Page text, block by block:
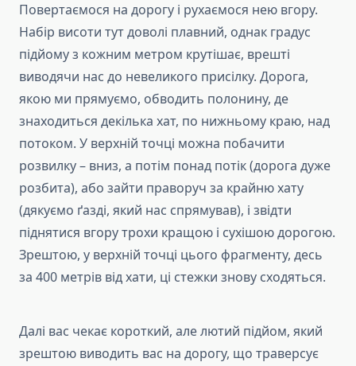
Повертаємося на дорогу і рухаємося нею вгору.
Набір висоти тут доволі плавний, однак градус
підйому з кожним метром крутішає, врешті
виводячи нас до невеликого присілку. Дорога,
якою ми прямуємо, обводить полонину, де
знаходиться декілька хат, по нижньому краю, над
потоком. У верхній точці можна побачити
розвилку – вниз, а потім понад потік (дорога дуже
розбита), або зайти праворуч за крайню хату
(дякуємо ґазді, який нас спрямував), і звідти
піднятися вгору трохи кращою і сухішою дорогою.
Зрештою, у верхній точці цього фрагменту, десь
за 400 метрів від хати, ці стежки знову сходяться.
Далі вас чекає короткий, але лютий підйом, який
зрештою виводить вас на дорогу, що траверсує